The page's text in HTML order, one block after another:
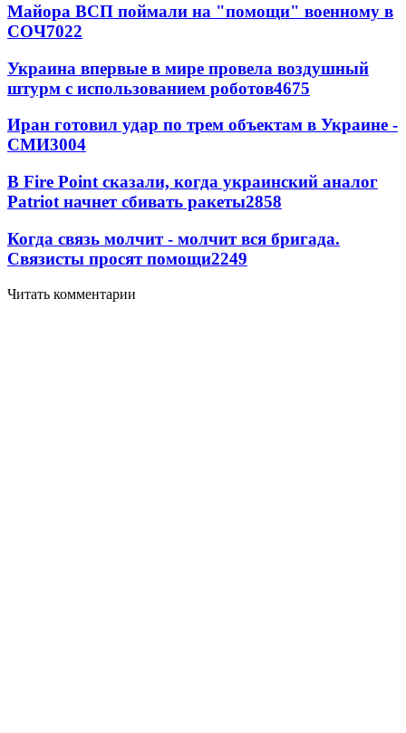
Майора ВСП поймали на "помощи" военному в
СОЧ7022
Украина впервые в мире провела воздушный
штурм с использованием роботов4675
Иран готовил удар по трем объектам в Украине -
СМИ3004
В Fire Point сказали, когда украинский аналог
Patriot начнет сбивать ракеты2858
Когда связь молчит - молчит вся бригада.
Связисты просят помощи2249
Читать комментарии